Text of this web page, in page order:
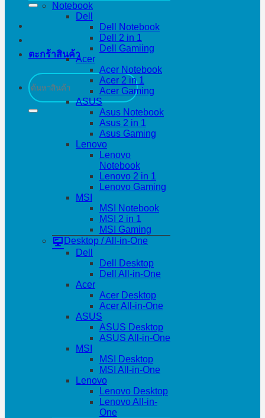
ตะกร้าสินค้า
ค้นหา:
Notebook
Dell
Dell Notebook
Dell 2 in 1
Dell Gamiing
Acer
Acer Notebook
Acer 2 in 1
Acer Gaming
ASUS
Asus Notebook
Asus 2 in 1
Asus Gaming
Lenovo
Lenovo
Notebook
Lenovo 2 in 1
Lenovo Gaming
MSI
MSI Notebook
MSI 2 in 1
MSI Gaming
Desktop / All-in-One
Dell
Dell Desktop
Dell All-in-One
Acer
Acer Desktop
Acer All-in-One
ASUS
ASUS Desktop
ASUS All-in-One
MSI
MSI Desktop
MSI All-in-One
Lenovo
Lenovo Desktop
Lenovo All-in-
One